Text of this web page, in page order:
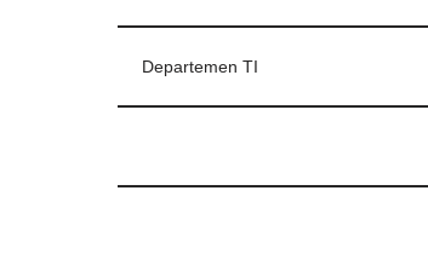
Departemen TI